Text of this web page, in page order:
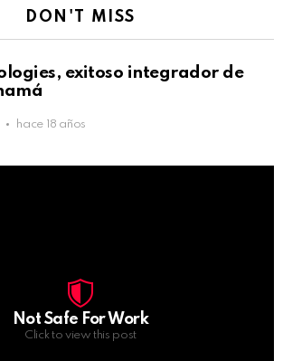
DON'T MISS
exitoso integrador de
hace 18 años
Not Safe For Work
Click to view this post